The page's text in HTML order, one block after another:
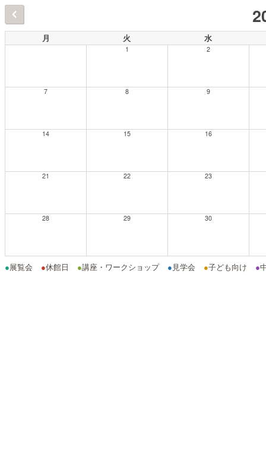
月 火 水
1 2
7 8 9
14 15 16
21 22 23
28 29 30
●展覧会 ●休館日 ●講座・ワークショップ ● 見学会 ●子ども向け ●